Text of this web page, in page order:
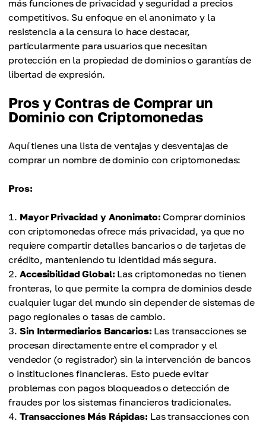
más funciones de privacidad y seguridad a precios
competitivos. Su enfoque en el anonimato y la
resistencia a la censura lo hace destacar,
particularmente para usuarios que necesitan
protección en la propiedad de dominios o garantías de
libertad de expresión.
Pros y Contras de Comprar un
Dominio con Criptomonedas
Aquí tienes una lista de ventajas y desventajas de
comprar un nombre de dominio con criptomonedas:
Pros:
Mayor Privacidad y Anonimato: Comprar dominios
con criptomonedas ofrece más privacidad, ya que no
requiere compartir detalles bancarios o de tarjetas de
crédito, manteniendo tu identidad más segura.
Accesibilidad Global: Las criptomonedas no tienen
fronteras, lo que permite la compra de dominios desde
cualquier lugar del mundo sin depender de sistemas de
pago regionales o tasas de cambio.
Sin Intermediarios Bancarios: Las transacciones se
procesan directamente entre el comprador y el
vendedor (o registrador) sin la intervención de bancos
o instituciones financieras. Esto puede evitar
problemas con pagos bloqueados o detección de
fraudes por los sistemas financieros tradicionales.
Transacciones Más Rápidas: Las transacciones con